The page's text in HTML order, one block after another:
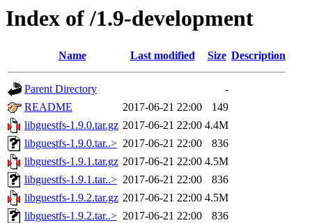
Index of /1.9-development
Name Last modified Size Description
Parent Directory
-
README
2017-06-21 22:00
149
libguestfs-1.9.0.tar.gz 2017-06-21 22:00 4.4M
libguestfs-1.9.0.tar..> 2017-06-21 22:00
836
libguestfs-1.9.1.tar.gz 2017-06-21 22:00 4.5M
libguestfs-1.9.1.tar..> 2017-06-21 22:00
836
libguestfs-1.9.2.tar.gz 2017-06-21 22:00 4.5M
libguestfs-1.9.2.tar..> 2017-06-21 22:00
836